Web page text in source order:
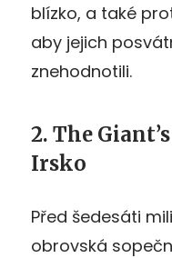
blízko, a také
aby jejich
znehodnotili.
2. The
Irsko
Před šedesáti
obrovská